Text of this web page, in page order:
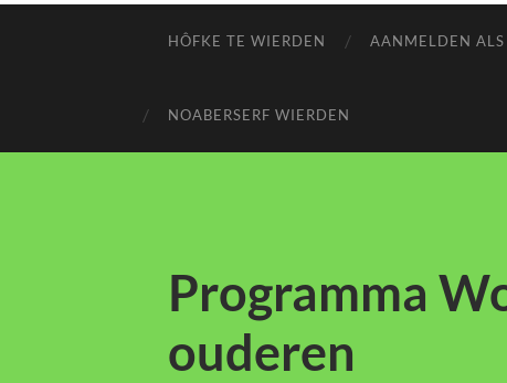
HÔFKE TE WIERDEN AANMELDEN
NOABERSERF WIERDEN
Programma
ouderen